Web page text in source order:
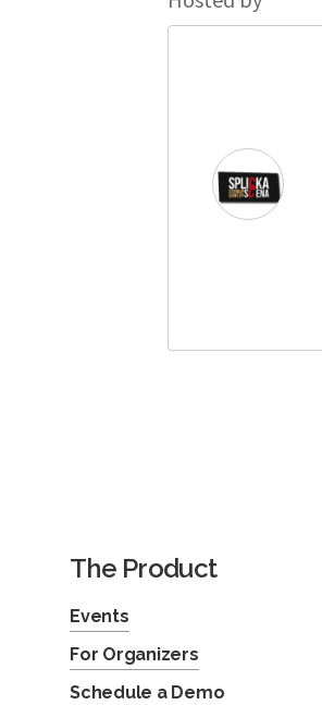
The Product
Events
For Organizers
Schedule a Demo